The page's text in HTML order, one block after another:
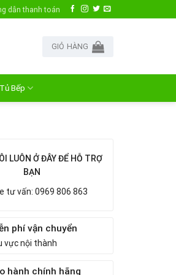
dẫn thanh toán
GIỎ HÀNG
Bếp
LUÔN Ở ĐÂY ĐỂ HỖ TRỢ
BẠN
tư vấn: 0969 806 863
phí vận chuyển
vực nội thành
hành chính hãng